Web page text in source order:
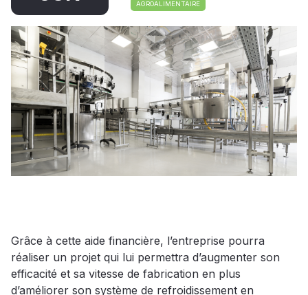
AGROALIMENTAIRE
Grâce à cette aide financière, l’entreprise pourra
réaliser un projet qui lui permettra d’augmenter son
efficacité et sa vitesse de fabrication en plus
d’améliorer son système de refroidissement en